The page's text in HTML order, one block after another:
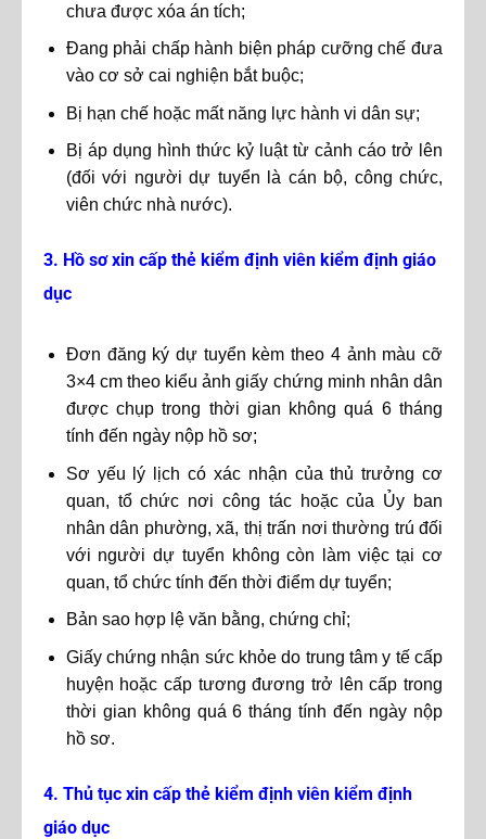
chưa được xóa án tích;
Đang phải chấp hành biện pháp cưỡng chế đưa
vào cơ sở cai nghiện bắt buộc;
Bị hạn chế hoặc mất năng lực hành vi dân sự;
Bị áp dụng hình thức kỷ luật từ cảnh cáo trở lên
(đối với người dự tuyển là cán bộ, công chức,
viên chức nhà nước).
3. Hồ sơ xin cấp thẻ kiểm định viên kiểm định giáo
dục
Đơn đăng ký dự tuyển kèm theo 4 ảnh màu cỡ
3×4 cm theo kiểu ảnh giấy chứng minh nhân dân
được chụp trong thời gian không quá 6 tháng
tính đến ngày nộp hồ sơ;
Sơ yếu lý lịch có xác nhận của thủ trưởng cơ
quan, tổ chức nơi công tác hoặc của Ủy ban
nhân dân phường, xã, thị trấn nơi thường trú đối
với người dự tuyển không còn làm việc tại cơ
quan, tổ chức tính đến thời điểm dự tuyển;
Bản sao hợp lệ văn bằng, chứng chỉ;
Giấy chứng nhận sức khỏe do trung tâm y tế cấp
huyện hoặc cấp tương đương trở lên cấp trong
thời gian không quá 6 tháng tính đến ngày nộp
hồ sơ.
4. Thủ tục xin cấp thẻ kiểm định viên kiểm định
giáo dục